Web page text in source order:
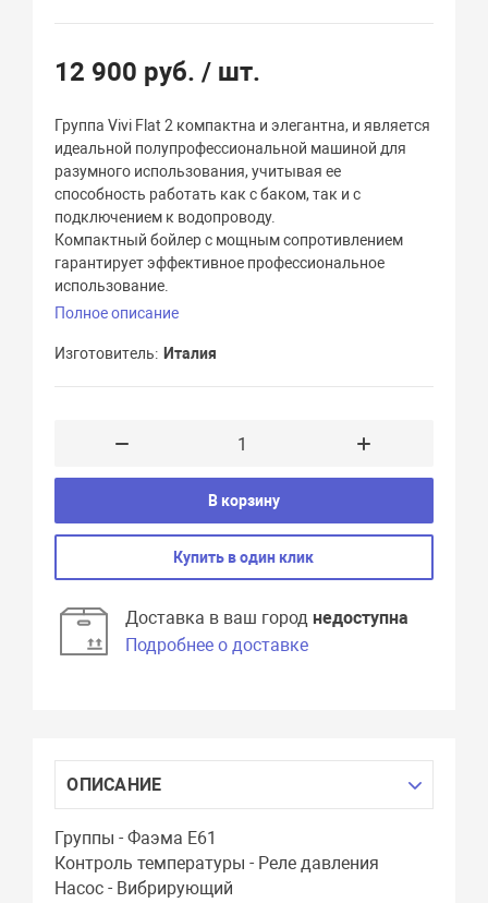
12 900 руб./ шт.
Группа Vivi Flat 2 компактна и элегантна, и является
идеальной полупрофессиональной машиной для
разумного использования, учитывая ее
способность работать как с баком, так и с
подключением к водопроводу.
Компактный бойлер с мощным сопротивлением
гарантирует эффективное профессиональное
использование.
Полное описание
Изготовитель Италия
В корзину
Купить в один клик
Доставка в ваш городнедоступна
Подробнее о доставке
ОПИСАНИЕ
Группы - Фаэма E61
Контроль температуры - Реле давления
Насос - Вибрирующий